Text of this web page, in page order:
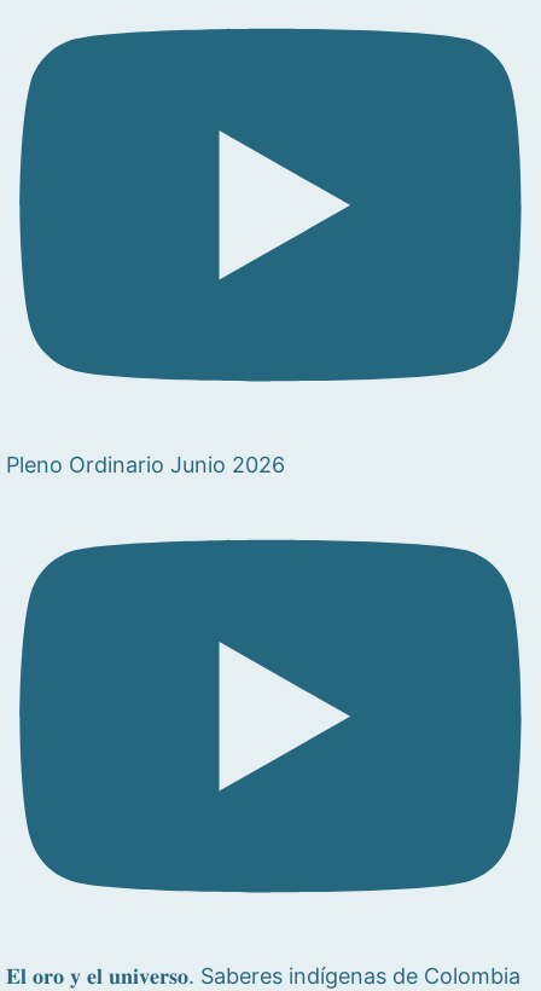
Pleno Ordinario Junio 2026
𝐄𝐥 𝐨𝐫𝐨 𝐲 𝐞𝐥 𝐮𝐧𝐢𝐯𝐞𝐫𝐬𝐨. Saberes indígenas de Colombia